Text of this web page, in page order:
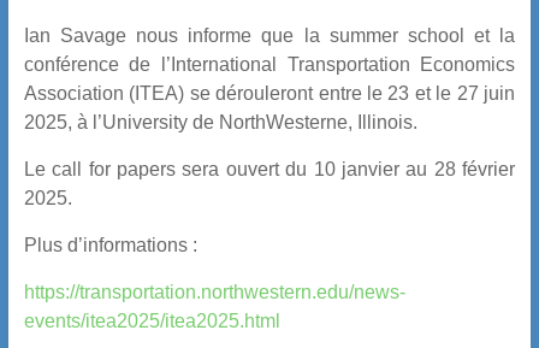
Ian Savage nous informe que la summer school et la
conférence de l’International Transportation Economics
Association (ITEA) se dérouleront entre le 23 et le 27 juin
2025, à l’University de NorthWesterne, Illinois.
Le call for papers sera ouvert du 10 janvier au 28 février
2025.
Plus d’informations :
https://transportation.northwestern.edu/news-
events/itea2025/itea2025.html